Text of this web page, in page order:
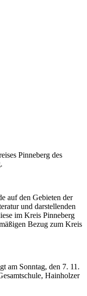
Pinneberg des
auf den Gebieten der
und darstellenden
im Kreis Pinneberg
Bezug zum Kreis
am Sonntag, den 7. 11.
Hainholzer